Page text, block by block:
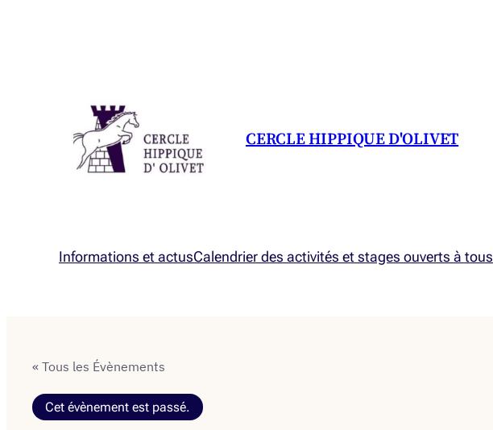
CERCLE HIPPIQUE D'OLIVET
Informations et actusCalendrier des activités et stages ouverts à tous
« Tous les Évènements
Cet évènement est passé.